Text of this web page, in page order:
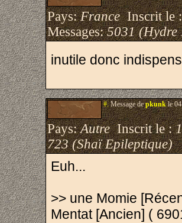
Pays:FranceInscrit le
Messages:5031 (Hydre
inutile donc
#.Message depkunkle
Pays:AutreInscrit le :
723 (Shaï Epileptique)
Euh...
>> une Momie
Mentat [Ancien] (